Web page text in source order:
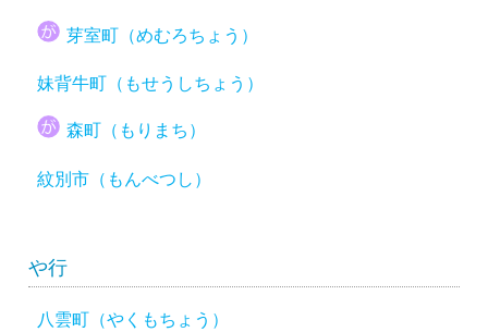
芽室町（めむろちょう）
妹背牛町（もせうしちょう）
森町（もりまち）
紋別市（もんべつし）
や行
八雲町（やくもちょう）